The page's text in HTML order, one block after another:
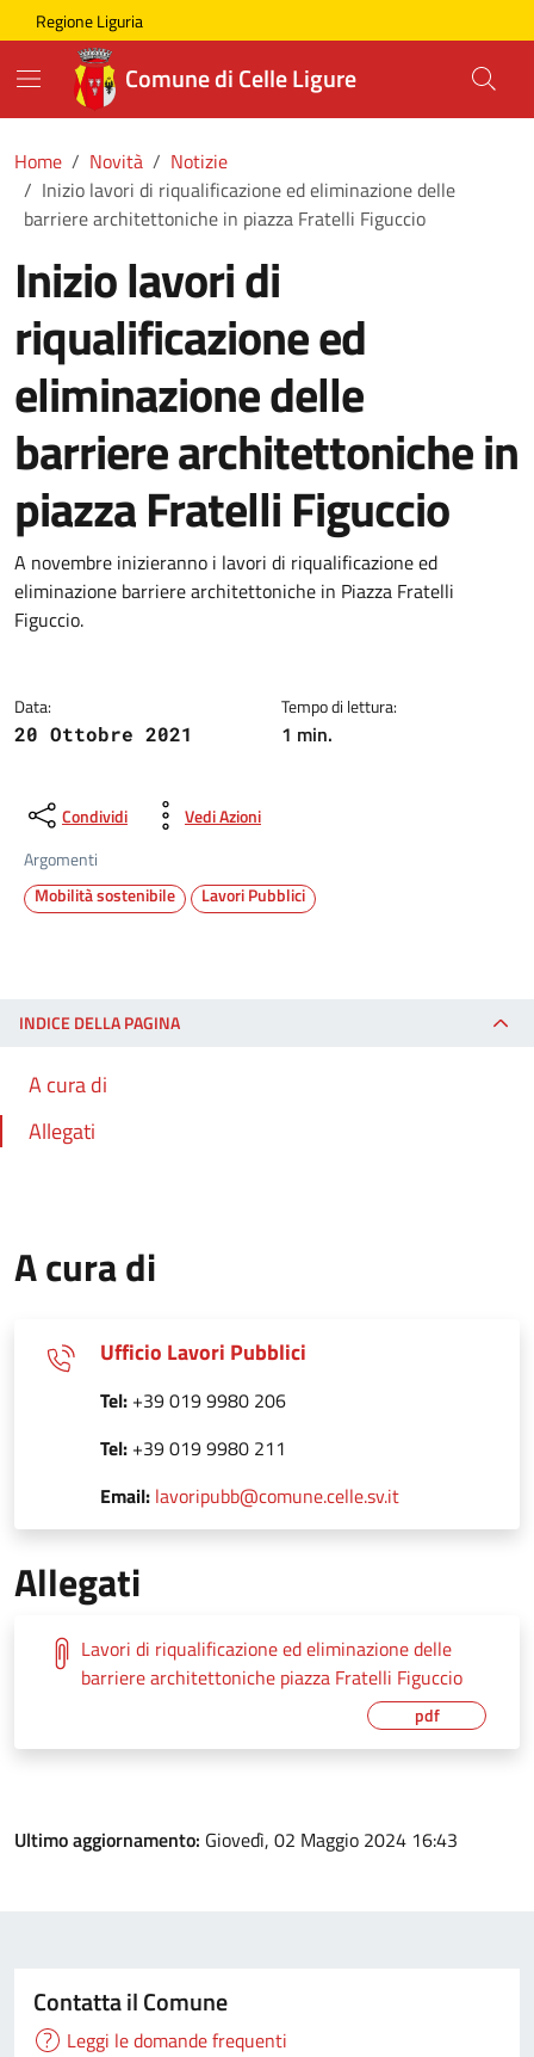
Skip to main content
Comune di Celle Ligure
Regione Liguria
Comune di Celle Ligure
Home Novità
Notizie
Inizio lavori di riqualificazione ed eliminazione delle
barriere architettoniche in piazza Fratelli Figuccio
Inizio lavori di
riqualificazione ed
eliminazione delle
barriere architettoniche in
piazza Fratelli Figuccio
A novembre inizieranno i lavori di riqualificazione ed
eliminazione barriere architettoniche in Piazza Fratelli
Figuccio.
Data:
20 Ottobre 2021
Tempo di lettura:
1 min.
Condividi
Vedi Azioni
Argomenti
Mobilità sostenibile
Lavori Pubblici
INDICE DELLA PAGINA
A cura di
Allegati
A cura di
Ufficio Lavori Pubblici
Tel: +39 019 9980 206
Tel: +39 019 9980 211
Email: lavoripubb@comune.celle.sv.it
Allegati
Lavori di riqualificazione ed eliminazione delle
barriere architettoniche piazza Fratelli Figuccio
pdf
Ultimo aggiornamento: Giovedì, 02 Maggio 2024 16:43
Contatta il Comune
Leggi le domande frequenti